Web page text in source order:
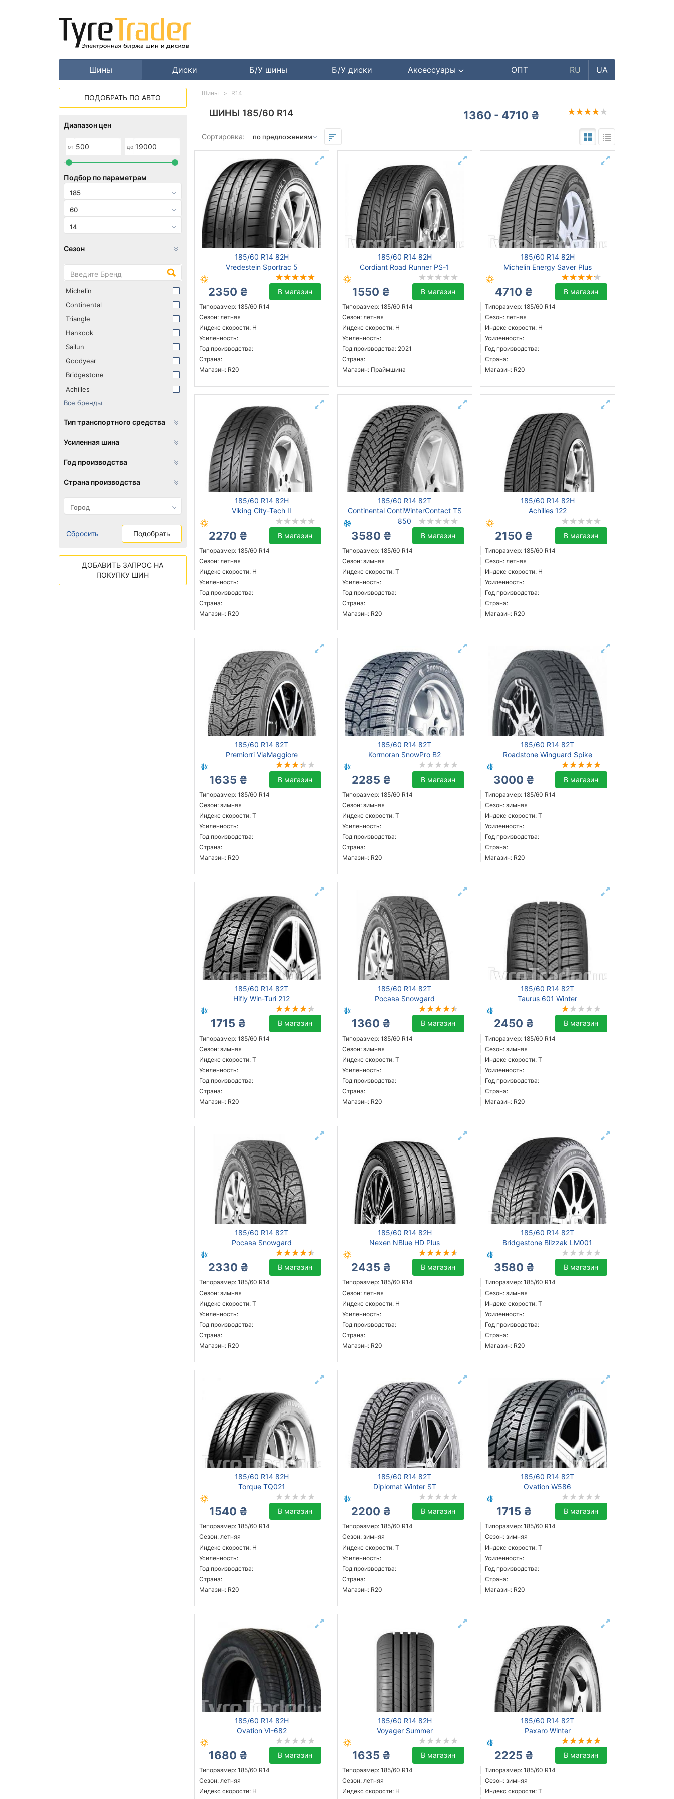
Шины Диски Б/У шины Б/У диски Аксессуары ОПТ RU UA
ШИНЫ 185/60 R14 1360 - 4710 ₴
Сортировка:
185/60 R14 82H
Vredestein Sportrac 5
2350 ₴ В магазин
Типоразмер: 185/60 R14
Сезон: летняя
Индекс скорости: H
Усиленность:
Год производства:
Страна:
Магазин: R20
185/60 R14 82H
Cordiant Road Runner PS-1
1550 ₴ В магазин
Типоразмер: 185/60 R14
Сезон: летняя
Индекс скорости: H
Усиленность:
Год производства: 2021
Страна:
Магазин: Праймшина
185/60 R14 82H
Michelin Energy Saver Plus
4710 ₴ В магазин
Типоразмер: 185/60 R14
Сезон: летняя
Индекс скорости: H
Усиленность:
Год производства:
Страна:
Магазин: R20
185/60 R14 82H
Viking City-Tech II
2270 ₴ В магазин
Типоразмер: 185/60 R14
Сезон: летняя
Индекс скорости: H
Усиленность:
Год производства:
Страна:
Магазин: R20
185/60 R14 82T
Continental ContiWinterContact TS
850
3580 ₴ В магазин
Типоразмер: 185/60 R14
Сезон: зимняя
Индекс скорости: T
Усиленность:
Год производства:
Страна:
Магазин: R20
185/60 R14 82H
Achilles 122
2150 ₴ В магазин
Типоразмер: 185/60 R14
Сезон: летняя
Индекс скорости: H
Усиленность:
Год производства:
Страна:
Магазин: R20
185/60 R14 82T
Premiorri ViaMaggiore
1635 ₴ В магазин
Типоразмер: 185/60 R14
Сезон: зимняя
Индекс скорости: T
Усиленность:
Год производства:
Страна:
Магазин: R20
185/60 R14 82T
Kormoran SnowPro B2
2285 ₴ В магазин
Типоразмер: 185/60 R14
Сезон: зимняя
Индекс скорости: T
Усиленность:
Год производства:
Страна:
Магазин: R20
185/60 R14 82T
Roadstone Winguard Spike
3000 ₴ В магазин
Типоразмер: 185/60 R14
Сезон: зимняя
Индекс скорости: T
Усиленность:
Год производства:
Страна:
Магазин: R20
185/60 R14 82T
Hifly Win-Turi 212
1715 ₴ В магазин
Типоразмер: 185/60 R14
Сезон: зимняя
Индекс скорости: T
Усиленность:
Год производства:
Страна:
Магазин: R20
185/60 R14 82T
Росава Snowgard
1360 ₴ В магазин
Типоразмер: 185/60 R14
Сезон: зимняя
Индекс скорости: T
Усиленность:
Год производства:
Страна:
Магазин: R20
185/60 R14 82T
Taurus 601 Winter
2450 ₴ В магазин
Типоразмер: 185/60 R14
Сезон: зимняя
Индекс скорости: T
Усиленность:
Год производства:
Страна:
Магазин: R20
185/60 R14 82T
Росава Snowgard
2330 ₴ В магазин
Типоразмер: 185/60 R14
Сезон: зимняя
Индекс скорости: T
Усиленность:
Год производства:
Страна:
Магазин: R20
185/60 R14 82H
Nexen NBlue HD Plus
2435 ₴ В магазин
Типоразмер: 185/60 R14
Сезон: летняя
Индекс скорости: H
Усиленность:
Год производства:
Страна:
Магазин: R20
185/60 R14 82T
Bridgestone Blizzak LM001
3580 ₴ В магазин
Типоразмер: 185/60 R14
Сезон: зимняя
Индекс скорости: T
Усиленность:
Год производства:
Страна:
Магазин: R20
185/60 R14 82H
Torque TQ021
1540 ₴ В магазин
Типоразмер: 185/60 R14
Сезон: летняя
Индекс скорости: H
Усиленность:
Год производства:
Страна:
Магазин: R20
185/60 R14 82T
Diplomat Winter ST
2200 ₴ В магазин
Типоразмер: 185/60 R14
Сезон: зимняя
Индекс скорости: T
Усиленность:
Год производства:
Страна:
Магазин: R20
185/60 R14 82T
Ovation W586
1715 ₴ В магазин
Типоразмер: 185/60 R14
Сезон: зимняя
Индекс скорости: T
Усиленность:
Год производства:
Страна:
Магазин: R20
185/60 R14 82H
Ovation VI-682
1680 ₴ В магазин
Типоразмер: 185/60 R14
Сезон: летняя
Индекс скорости: H
185/60 R14 82H
Voyager Summer
1635 ₴ В магазин
Типоразмер: 185/60 R14
Сезон: летняя
Индекс скорости: H
185/60 R14 82T
Paxaro Winter
2225 ₴ В магазин
Типоразмер: 185/60 R14
Сезон: зимняя
Индекс скорости: T
Шины R14
ПОДОБРАТЬ ПО АВТО
Диапазон цен
от до
Подбор по параметрам
185
60
14
Сезон
Michelin
Continental
Triangle
Hankook
Sailun
Goodyear
Bridgestone
Achilles
Все бренды
Тип транспортного средства
Усиленная шина
Год производства
Страна производства
Сбросить Подобрать
ДОБАВИТЬ ЗАПРОС НА
ПОКУПКУ ШИН